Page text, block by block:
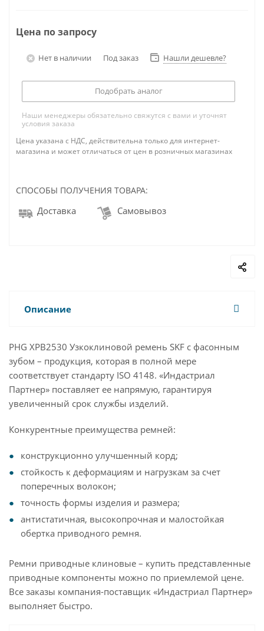
Цена по запросу
Нет в наличии Под заказ Нашли дешевле?
Подобрать аналог
Наши менеджеры обязательно свяжутся с вами и уточнят
условия заказа
Цена указана с НДС, действительна только для интернет-
магазина и может отличаться от цен в розничных магазинах
СПОСОБЫ ПОЛУЧЕНИЯ ТОВАРА:
Доставка Самовывоз
Описание
PHG XPB2530 Узкоклиновой ремень SKF с фасонным
зубом – продукция, которая в полной мере
соответствует стандарту ISO 4148. «Индастриал
Партнер» поставляет ее напрямую, гарантируя
увеличенный срок службы изделий.
Конкурентные преимущества ремней:
конструкционно улучшенный корд;
стойкость к деформациям и нагрузкам за счет
поперечных волокон;
точность формы изделия и размера;
антистатичная, высокопрочная и малостойкая
обертка приводного ремня.
Ремни приводные клиновые – купить представленные
приводные компоненты можно по приемлемой цене.
Все заказы компания-поставщик «Индастриал Партнер»
выполняет быстро.